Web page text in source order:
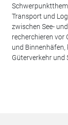
Transport und
zwischen See-
recherchieren vor
und Binnenhäfen,
Güterverkehr und